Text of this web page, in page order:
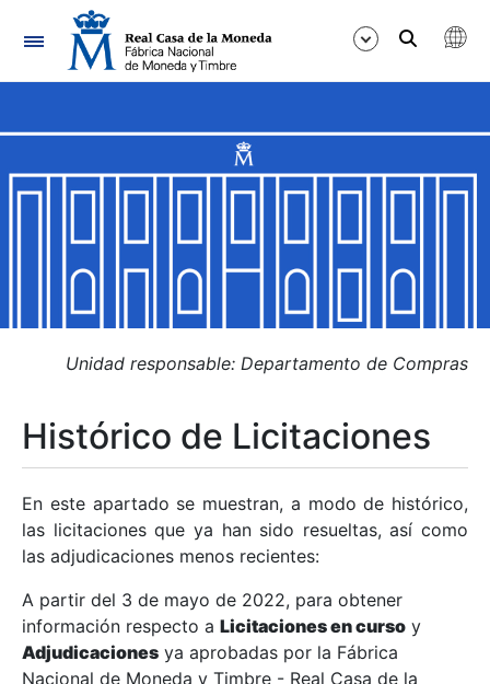
Navegación
Mostrar/Ocultar
Mostrar/Ocultar
Mostrar/Ocultar
Mostrar/Ocultar
Mostrar/Ocultar
Mostrar/Ocultar
Unidad responsable: Departamento de Compras
Histórico de Licitaciones
En este apartado se muestran, a modo de histórico,
las licitaciones que ya han sido resueltas, así como
las adjudicaciones menos recientes:
A partir del 3 de mayo de 2022, para obtener
información respecto a Licitaciones en curso y
Adjudicaciones ya aprobadas por la Fábrica
Nacional de Moneda y Timbre - Real Casa de la